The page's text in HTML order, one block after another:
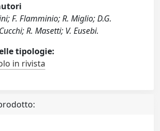
F. Flamminio; R. Miglio; D.G.
R. Masetti; V. Eusebi.
tipologie:
in rivista